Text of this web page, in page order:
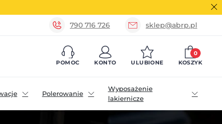
790 716 726 sklep@abrp.pl
POMOC KONTO ULUBIONE KOSZYK
0
Polerowanie
Wyposażenie
lakiernicze